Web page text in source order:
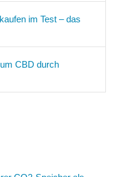
im Test – das
CBD durch